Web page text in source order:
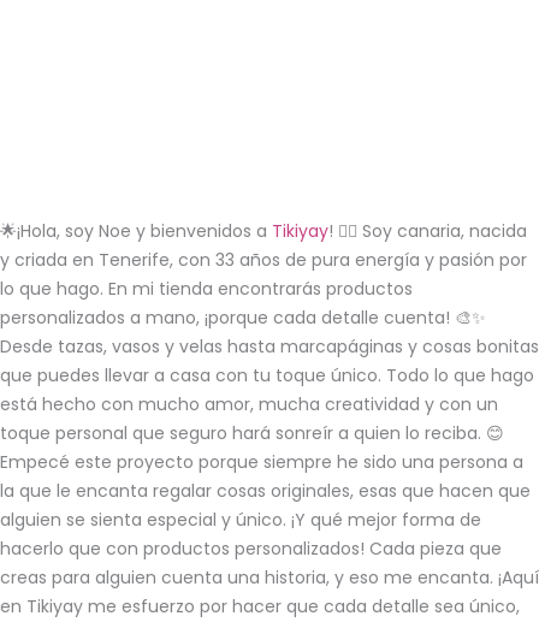
🌟¡Hola, soy Noe y bienvenidos a Tikiyay! 🙋‍♀️ Soy canaria, nacida
y criada en Tenerife, con 33 años de pura energía y pasión por
lo que hago. En mi tienda encontrarás productos
personalizados a mano, ¡porque cada detalle cuenta! 🎨✨
Desde tazas, vasos y velas hasta marcapáginas y cosas bonitas
que puedes llevar a casa con tu toque único. Todo lo que hago
está hecho con mucho amor, mucha creatividad y con un
toque personal que seguro hará sonreír a quien lo reciba. 😊
Empecé este proyecto porque siempre he sido una persona a
la que le encanta regalar cosas originales, esas que hacen que
alguien se sienta especial y único. ¡Y qué mejor forma de
hacerlo que con productos personalizados! Cada pieza que
creas para alguien cuenta una historia, y eso me encanta. ¡Aquí
en Tikiyay me esfuerzo por hacer que cada detalle sea único,